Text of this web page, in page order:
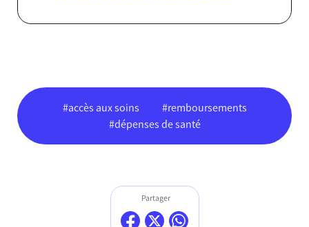
#accès aux soins
#remboursements
#dépenses de santé
Partager